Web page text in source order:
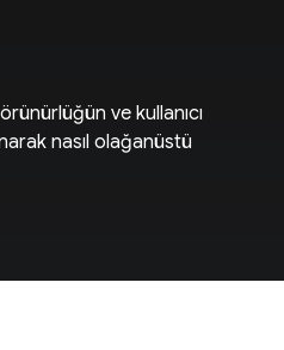
ve kullanıcı
nasıl olağanüstü